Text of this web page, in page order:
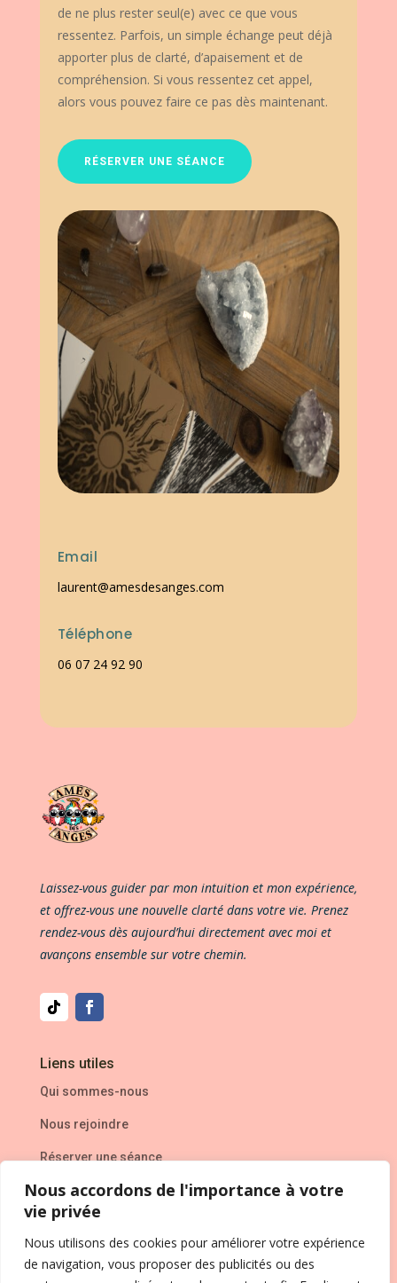
Nous accordons de l'importance à votre
vie privée
Nous utilisons des cookies pour améliorer votre expérience
de navigation, vous proposer des publicités ou des
de ne plus rester seul(e) avec ce que vous
ressentez. Parfois, un simple échange peut déjà
apporter plus de clarté, d’apaisement et de
compréhension. Si vous ressentez cet appel,
alors vous pouvez faire ce pas dès maintenant.
RÉSERVER UNE SÉANCE
Email
laurent@amesdesanges.com
Téléphone
06 07 24 92 90
Laissez-vous guider par mon intuition et mon expérience,
et offrez-vous une nouvelle clarté dans votre vie. Prenez
rendez-vous dès aujourd’hui directement avec moi et
avançons ensemble sur votre chemin.
Liens utiles
Qui sommes-nous
Nous rejoindre
Réserver une séance
L’entreprise
Politique de confidentialité&CVG